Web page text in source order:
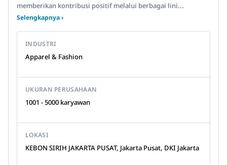
memberikan kontribusi positif melalui berbagai lini...
Selengkapnya ›
INDUSTRI
Apparel & Fashion
UKURAN PERUSAHAAN
1001 - 5000 karyawan
LOKASI
KEBON SIRIH JAKARTA PUSAT, Jakarta Pusat, DKI Jakarta